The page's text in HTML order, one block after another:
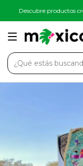
Descubre productos